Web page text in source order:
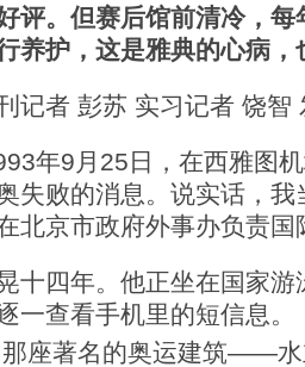
评。但赛后馆前清冷，
养护，这是雅典的心病
者 彭苏 实习记者 饶智
年9月25日，在西雅图机
失败的消息。说实话，
北京市政府外事办负责国
四年。他正坐在国家游
一查看手机里的短信息。
座著名的奥运建筑——水